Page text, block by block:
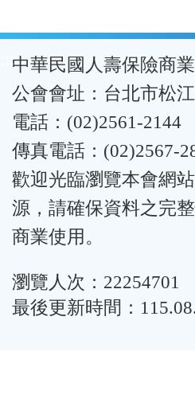
:::中華民國人壽保險商
公會會址：台北市松
電話：(02)2561-2144
傳真電話：(02)2567-
歡迎光臨瀏覽本會網
源，請確保資料之完
商業使用。
瀏覽人次：22254701
最後更新時間：